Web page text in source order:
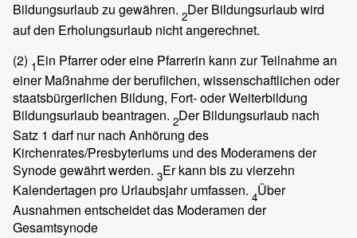
Bildungsurlaub zu gewähren. 2Der Bildungsurlaub wird
auf den Erholungsurlaub nicht angerechnet.
(2) 1Ein Pfarrer oder eine Pfarrerin kann zur Teilnahme an
einer Maßnahme der beruflichen, wissenschaftlichen oder
staatsbürgerlichen Bildung, Fort- oder Weiterbildung
Bildungsurlaub beantragen. 2Der Bildungsurlaub nach
Satz 1 darf nur nach Anhörung des
Kirchenrates/Presbyteriums und des Moderamens der
Synode gewährt werden. 3Er kann bis zu vierzehn
Kalendertagen pro Urlaubsjahr umfassen. 4Über
Ausnahmen entscheidet das Moderamen der
Gesamtsynode